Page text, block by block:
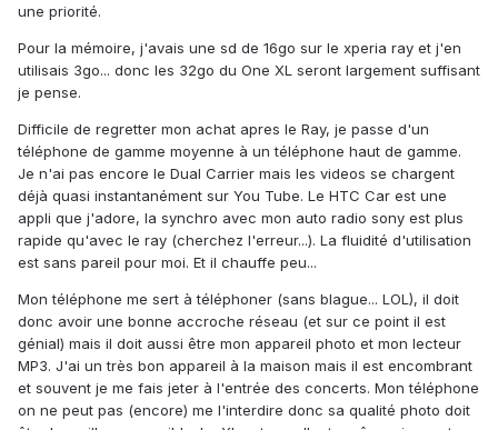
une priorité.
Pour la mémoire, j'avais une sd de 16go sur le xperia ray et j'en
utilisais 3go... donc les 32go du One XL seront largement suffisant
je pense.
Difficile de regretter mon achat apres le Ray, je passe d'un
téléphone de gamme moyenne à un téléphone haut de gamme.
Je n'ai pas encore le Dual Carrier mais les videos se chargent
déjà quasi instantanément sur You Tube. Le HTC Car est une
appli que j'adore, la synchro avec mon auto radio sony est plus
rapide qu'avec le ray (cherchez l'erreur...). La fluidité d'utilisation
est sans pareil pour moi. Et il chauffe peu...
Mon téléphone me sert à téléphoner (sans blague... LOL), il doit
donc avoir une bonne accroche réseau (et sur ce point il est
génial) mais il doit aussi être mon appareil photo et mon lecteur
MP3. J'ai un très bon appareil à la maison mais il est encombrant
et souvent je me fais jeter à l'entrée des concerts. Mon téléphone
on ne peut pas (encore) me l'interdire donc sa qualité photo doit